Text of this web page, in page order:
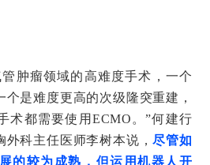
肿瘤领域的高难度手术，一个
是难度更高的次级隆突重建，
术都需要使用ECMO。”何建行
外科主任医师李树本说，尽管如
展的较为成熟， 但运用机器人开